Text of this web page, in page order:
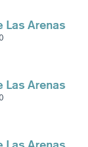
Las Arenas
Las Arenas